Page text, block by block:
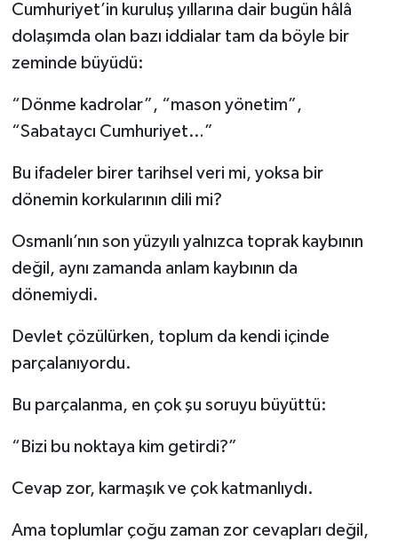
Cumhuriyet’in kuruluş yıllarına dair bugün hâlâ
dolaşımda olan bazı iddialar tam da böyle bir
zeminde büyüdü:
“Dönme kadrolar”, “mason yönetim”,
“Sabataycı Cumhuriyet…”
Bu ifadeler birer tarihsel veri mi, yoksa bir
dönemin korkularının dili mi?
Osmanlı’nın son yüzyılı yalnızca toprak kaybının
değil, aynı zamanda anlam kaybının da
dönemiydi.
Devlet çözülürken, toplum da kendi içinde
parçalanıyordu.
Bu parçalanma, en çok şu soruyu büyüttü:
“Bizi bu noktaya kim getirdi?”
Cevap zor, karmaşık ve çok katmanlıydı.
Ama toplumlar çoğu zaman zor cevapları değil,